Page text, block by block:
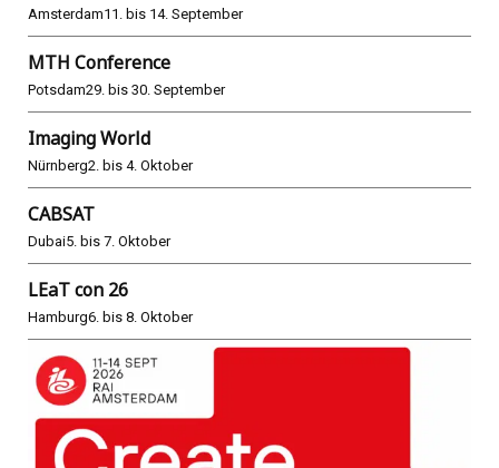
Amsterdam11. bis 14. September
MTH Conference
Potsdam29. bis 30. September
Imaging World
Nürnberg2. bis 4. Oktober
CABSAT
Dubai5. bis 7. Oktober
LEaT con 26
Hamburg6. bis 8. Oktober